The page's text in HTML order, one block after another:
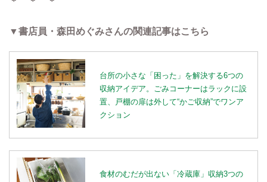
▼書店員・森田めぐみさんの関連記事はこちら
台所の小さな「困った」を解決する6つの
収納アイデア。ごみコーナーはラックに設
置、戸棚の扉は外して“かご収納”でワンア
クション
食材のむだが出ない「冷蔵庫」収納3つの